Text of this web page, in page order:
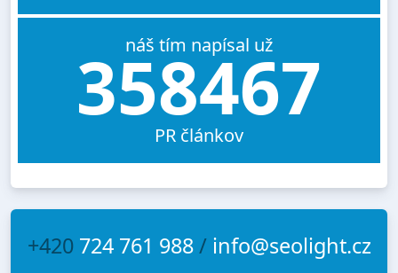
náš tím napísal už
358467
PR článkov
+420 724 761 988/ info@seolight.cz